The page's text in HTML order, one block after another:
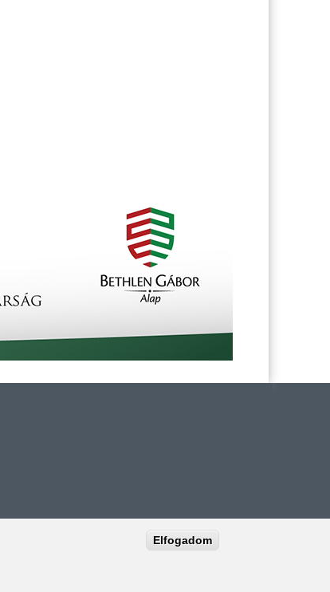
Elfogadom